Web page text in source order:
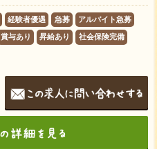
経験者優遇 急募 アルバイト急募
賞与あり 昇給あり 社会保険完備